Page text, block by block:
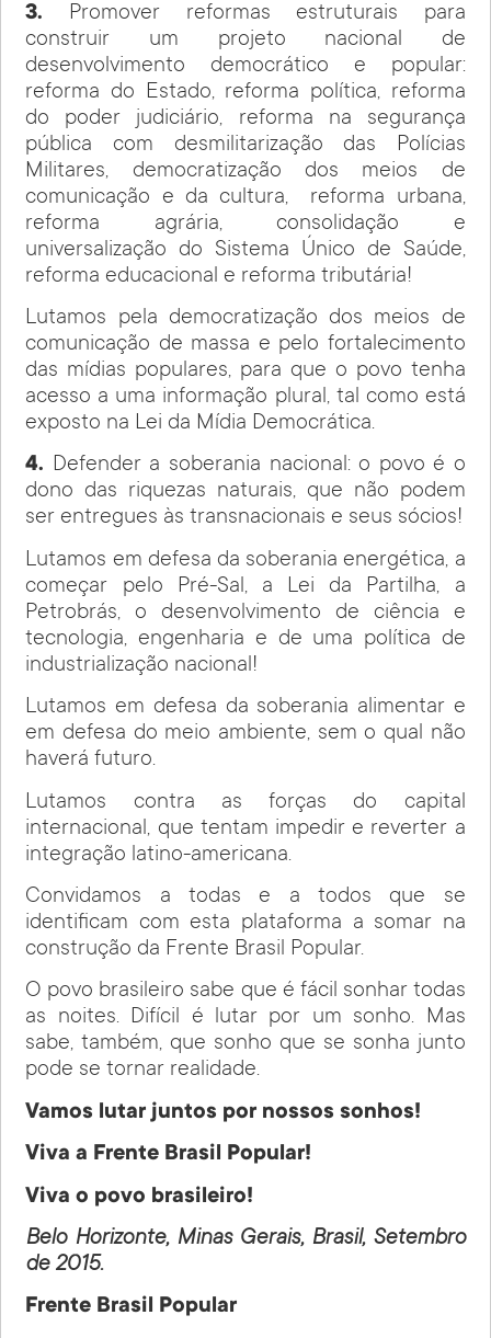
3. Promover reformas estruturais para
construir um projeto nacional de
desenvolvimento democrático e popular:
reforma do Estado, reforma política, reforma
do poder judiciário, reforma na segurança
pública com desmilitarização das Polícias
Militares, democratização dos meios de
comunicação e da cultura, reforma urbana,
reforma agrária, consolidação e
universalização do Sistema Único de Saúde,
reforma educacional e reforma tributária!
Lutamos pela democratização dos meios de
comunicação de massa e pelo fortalecimento
das mídias populares, para que o povo tenha
acesso a uma informação plural, tal como está
exposto na Lei da Mídia Democrática.
4. Defender a soberania nacional: o povo é o
dono das riquezas naturais, que não podem
ser entregues às transnacionais e seus sócios!
Lutamos em defesa da soberania energética, a
começar pelo Pré-Sal, a Lei da Partilha, a
Petrobrás, o desenvolvimento de ciência e
tecnologia, engenharia e de uma política de
industrialização nacional!
Lutamos em defesa da soberania alimentar e
em defesa do meio ambiente, sem o qual não
haverá futuro.
Lutamos contra as forças do capital
internacional, que tentam impedir e reverter a
integração latino-americana.
Convidamos a todas e a todos que se
identificam com esta plataforma a somar na
construção da Frente Brasil Popular.
O povo brasileiro sabe que é fácil sonhar todas
as noites. Difícil é lutar por um sonho. Mas
sabe, também, que sonho que se sonha junto
pode se tornar realidade.
Vamos lutar juntos por nossos sonhos!
Viva a Frente Brasil Popular!
Viva o povo brasileiro!
Belo Horizonte, Minas Gerais, Brasil, Setembro
de 2015.
Frente Brasil Popular